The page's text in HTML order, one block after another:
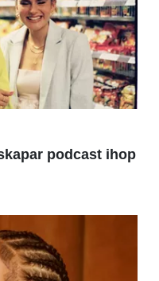
podcast ihop